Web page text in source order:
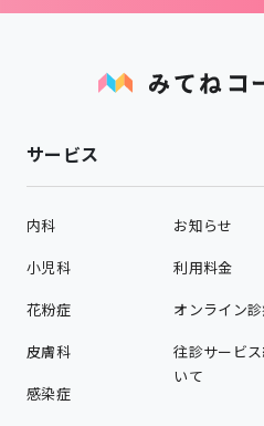
サービス
内科
小児科
花粉症
皮膚科
感染症
お知らせ
利用料金
オンライン
往診サービ
いて